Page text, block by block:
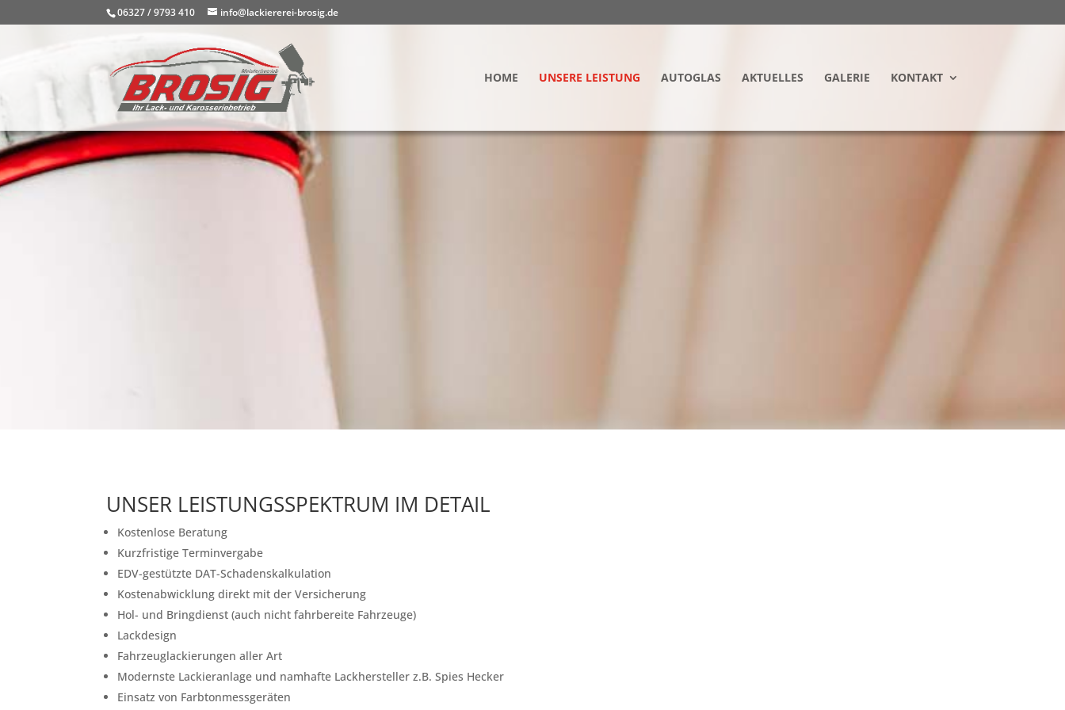
06327 / 9793 410 info@lackiererei-brosig.de
HOME UNSERE LEISTUNG AUTOGLAS AKTUELLES GALERIE KONTAKT
UNSER LEISTUNGSSPEKTRUM IM DETAIL
Kostenlose Beratung
Kurzfristige Terminvergabe
EDV-gestützte DAT-Schadenskalkulation
Kostenabwicklung direkt mit der Versicherung
Hol- und Bringdienst (auch nicht fahrbereite Fahrzeuge)
Lackdesign
Fahrzeuglackierungen aller Art
Modernste Lackieranlage und namhafte Lackhersteller z.B. Spies Hecker
Einsatz von Farbtonmessgeräten